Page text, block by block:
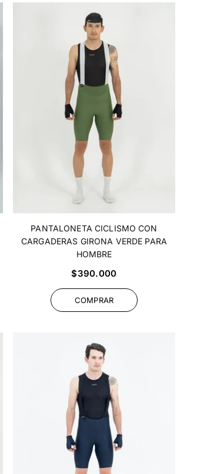
PANTALONETA CICLISMO CON
CARGADERAS GIRONA VERDE PARA
HOMBRE
Precio
$390.000
COMPRAR